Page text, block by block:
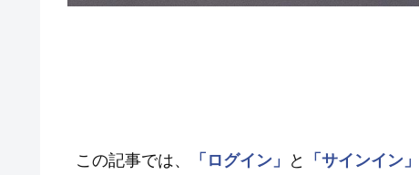
この記事では、 「ログイン」 と 「サインイン」